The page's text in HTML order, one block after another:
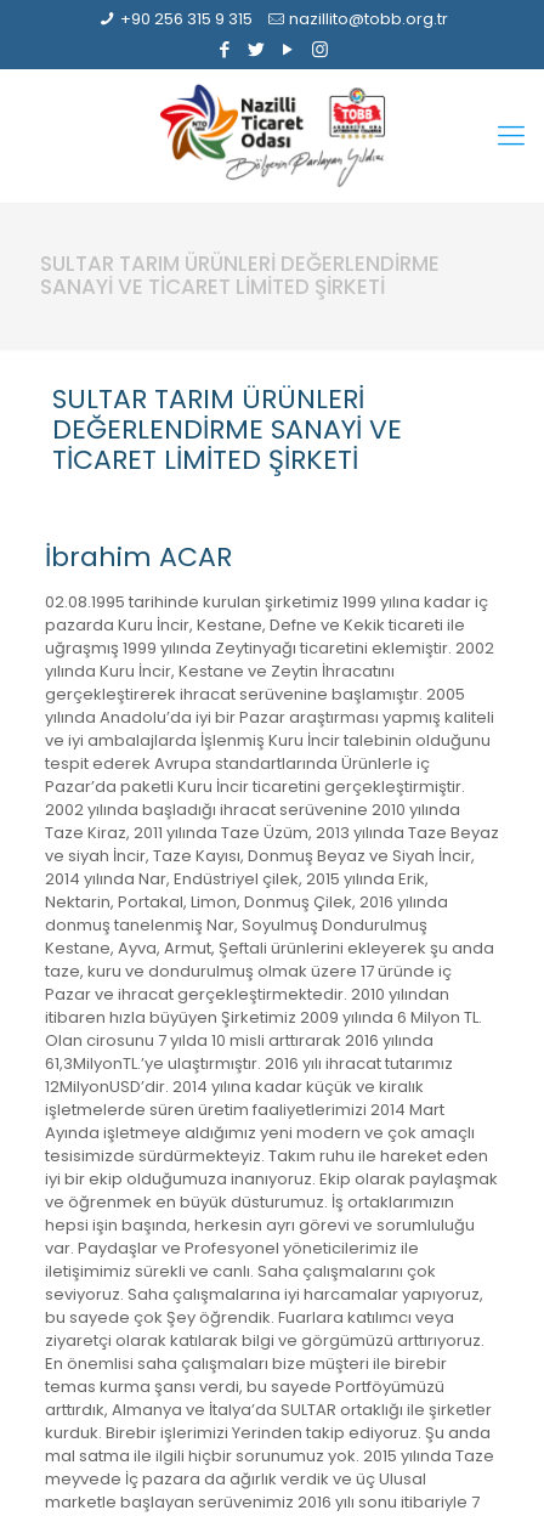
+90 256 315 9 315 nazillito@tobb.org.tr
SULTAR TARIM ÜRÜNLERİ DEĞERLENDİRME
SANAYİ VE TİCARET LİMİTED ŞİRKETİ
SULTAR TARIM ÜRÜNLERİ
DEĞERLENDİRME SANAYİ VE
TİCARET LİMİTED ŞİRKETİ
İbrahim ACAR
02.08.1995 tarihinde kurulan şirketimiz 1999 yılına kadar iç
pazarda Kuru İncir, Kestane, Defne ve Kekik ticareti ile
uğraşmış 1999 yılında Zeytinyağı ticaretini eklemiştir. 2002
yılında Kuru İncir, Kestane ve Zeytin İhracatını
gerçekleştirerek ihracat serüvenine başlamıştır. 2005
yılında Anadolu’da iyi bir Pazar araştırması yapmış kaliteli
ve iyi ambalajlarda İşlenmiş Kuru İncir talebinin olduğunu
tespit ederek Avrupa standartlarında Ürünlerle iç
Pazar’da paketli Kuru İncir ticaretini gerçekleştirmiştir.
2002 yılında başladığı ihracat serüvenine 2010 yılında
Taze Kiraz, 2011 yılında Taze Üzüm, 2013 yılında Taze Beyaz
ve siyah İncir, Taze Kayısı, Donmuş Beyaz ve Siyah İncir,
2014 yılında Nar, Endüstriyel çilek, 2015 yılında Erik,
Nektarin, Portakal, Limon, Donmuş Çilek, 2016 yılında
donmuş tanelenmiş Nar, Soyulmuş Dondurulmuş
Kestane, Ayva, Armut, Şeftali ürünlerini ekleyerek şu anda
taze, kuru ve dondurulmuş olmak üzere 17 üründe iç
Pazar ve ihracat gerçekleştirmektedir. 2010 yılından
itibaren hızla büyüyen Şirketimiz 2009 yılında 6 Milyon TL.
Olan cirosunu 7 yılda 10 misli arttırarak 2016 yılında
61,3MilyonTL.’ye ulaştırmıştır. 2016 yılı ihracat tutarımız
12MilyonUSD’dir. 2014 yılına kadar küçük ve kiralık
işletmelerde süren üretim faaliyetlerimizi 2014 Mart
Ayında işletmeye aldığımız yeni modern ve çok amaçlı
tesisimizde sürdürmekteyiz. Takım ruhu ile hareket eden
iyi bir ekip olduğumuza inanıyoruz. Ekip olarak paylaşmak
ve öğrenmek en büyük düsturumuz. İş ortaklarımızın
hepsi işin başında, herkesin ayrı görevi ve sorumluluğu
var. Paydaşlar ve Profesyonel yöneticilerimiz ile
iletişimimiz sürekli ve canlı. Saha çalışmalarını çok
seviyoruz. Saha çalışmalarına iyi harcamalar yapıyoruz,
bu sayede çok Şey öğrendik. Fuarlara katılımcı veya
ziyaretçi olarak katılarak bilgi ve görgümüzü arttırıyoruz.
En önemlisi saha çalışmaları bize müşteri ile birebir
temas kurma şansı verdi, bu sayede Portföyümüzü
arttırdık, Almanya ve İtalya’da SULTAR ortaklığı ile şirketler
kurduk. Birebir işlerimizi Yerinden takip ediyoruz. Şu anda
mal satma ile ilgili hiçbir sorunumuz yok. 2015 yılında Taze
meyvede İç pazara da ağırlık verdik ve üç Ulusal
marketle başlayan serüvenimiz 2016 yılı sonu itibariyle 7